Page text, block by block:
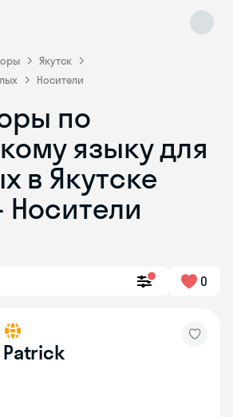
Якутск
Носители
по
языку для
в Якутске
Носители
0
Patrick